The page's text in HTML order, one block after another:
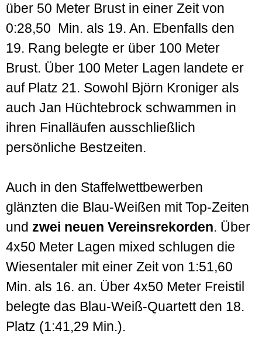
über 50 Meter Brust in einer Zeit von
0:28,50 Min. als 19. An. Ebenfalls den
19. Rang belegte er über 100 Meter
Brust. Über 100 Meter Lagen landete er
auf Platz 21. Sowohl Björn Kroniger als
auch Jan Hüchtebrock schwammen in
ihren Finalläufen ausschließlich
persönliche Bestzeiten.
Auch in den Staffelwettbewerben
glänzten die Blau-Weißen mit Top-Zeiten
und zwei neuen Vereinsrekorden. Über
4x50 Meter Lagen mixed schlugen die
Wiesentaler mit einer Zeit von 1:51,60
Min. als 16. an. Über 4x50 Meter Freistil
belegte das Blau-Weiß-Quartett den 18.
Platz (1:41,29 Min.).